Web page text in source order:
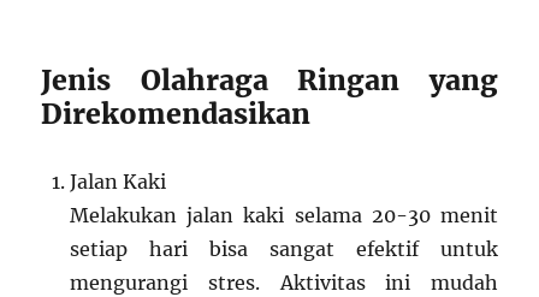
Jenis Olahraga Ringan yang
Direkomendasikan
Jalan Kaki
Melakukan jalan kaki selama 20-30 menit
setiap hari bisa sangat efektif untuk
mengurangi stres. Aktivitas ini mudah